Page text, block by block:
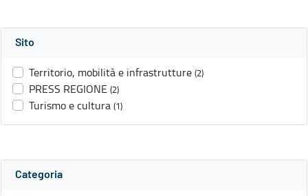
Sito
Territorio, mobilità e infrastrutture (2)
PRESS REGIONE (2)
Turismo e cultura (1)
Categoria